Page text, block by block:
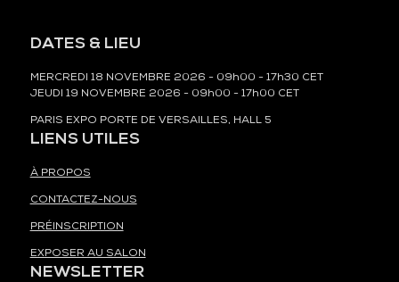
DATES & LIEU
MERCREDI 18 NOVEMBRE 2026 - 09h00 - 17h30 CET
JEUDI 19 NOVEMBRE 2026 - 09h00 - 17h00 CET
PARIS EXPO PORTE DE VERSAILLES, HALL 5
LIENS UTILES
À PROPOS
CONTACTEZ-NOUS
PRÉINSCRIPTION
EXPOSER AU SALON
NEWSLETTER